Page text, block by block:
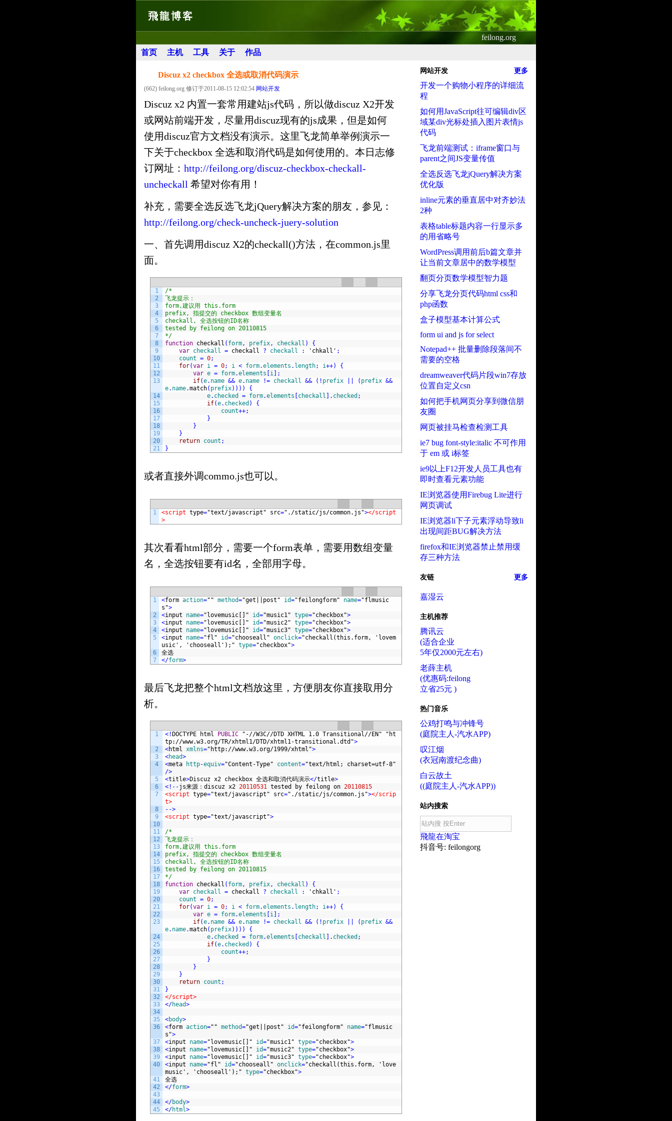
飛龍博客
feilong.org
首页
主机 工具 关于 作品
Discuz x2 checkbox 全选或取消代码演示
(662) feilong.org 修订于2011-08-15 12:02:54 网站开发
Discuz x2 内置一套常用建站js代码，所以做discuz X2开发
或网站前端开发，尽量用discuz现有的js成果，但是如何
使用discuz官方文档没有演示。这里飞龙简单举例演示一
下关于checkbox 全选和取消代码是如何使用的。本日志修
订网址： http://feilong.org/discuz-checkbox-checkall-
uncheckall 希望对你有用！
补充，需要全选反选飞龙jQuery解决方案的朋友，参见：
http://feilong.org/check-uncheck-juery-solution
一、首先调用discuz X2的checkall()方法，在common.js里
面。
1
2
3
4
5
6
7
8
9
10
11
12
13
14
15
16
17
18
19
20
21
/*
飞龙提示：
form,建议用 this.form
prefix, 指提交的 checkbox 数组变量名
checkall, 全选按钮的ID名称
tested by feilong on 20110815
*/
function checkall ( form, prefix, checkall )
{
var checkall = checkall ? checkall : 'chkall' ;
count = 0;
for(var i = 0; i < form.elements . length; i++)
{
var e = form.elements i
;
if(e. name && e. name != checkall && ( ! prefix ( prefix &&
e. name.match( prefix) ) ) )
{
e. checked = form.elements checkall . checked ;
if(e. checked )
{
count++;
}
}
}
return count ;
}
或者直接外调commo.js也可以。
1 <script type="text/javascript" src="./static/js/common.js"></script
>
其次看看html部分，需要一个form表单，需要用数组变量
名，全选按钮要有id名，全部用字母。
1
2
3
4
5
6
7
<form action="" method="get||post" id="feilongform" name="flmusic
s">
<input name="lovemusic[]" id="music1" type="checkbox">
<input name="lovemusic[]" id="music2" type="checkbox">
<input name="lovemusic[]" id="music3" type="checkbox">
<input name="fl" id="chooseall" onclick="checkall(this.form, 'lovem
usic', 'chooseall');" type="checkbox">
全选
</form>
最后飞龙把整个html文档放这里，方便朋友你直接取用分
析。
1
2
3
4
5
6
7
8
9
10
11
12
13
14
15
16
17
18
19
20
21
22
23
24
25
26
27
28
29
30
31
32
33
34
35
36
37
38
39
40
41
42
43
44
45
< ! DOCTYPE html PUBLIC "-//W3C//DTD XHTML 1.0 Transitional//EN"
"ht
tp://www.w3.org/TR/xhtml1/DTD/xhtml1-transitional.dtd">
<html xmlns="http://www.w3.org/1999/xhtml">
<head>
<meta http-equiv="Content-Type" content="text/html; charset=utf-8"
/>
<title>Discuz x2 checkbox 全选和取消代码演示</title>
< ! --js来源： discuz x2 20110531 tested by feilong on 20110815
<script type="text/javascript" src="./static/js/common.js"></scrip
t>
-->
<script type="text/javascript">
/*
飞龙提示：
form,建议用 this.form
prefix, 指提交的 checkbox 数组变量名
checkall, 全选按钮的ID名称
tested by feilong on 20110815
*/
function checkall ( form, prefix, checkall )
{
var checkall = checkall ? checkall : 'chkall' ;
count = 0;
for(var i = 0; i < form.elements . length; i++)
{
var e = form.elements i
;
if(e. name && e. name != checkall && ( ! prefix ( prefix &&
e. name.match( prefix) ) ) )
{
e. checked = form.elements checkall . checked ;
if(e. checked )
{
count++;
}
}
}
return count ;
}
</script>
</head>
<body>
<form action="" method="get||post" id="feilongform" name="flmusic
s">
<input name="lovemusic[]" id="music1" type="checkbox">
<input name="lovemusic[]" id="music2" type="checkbox">
<input name="lovemusic[]" id="music3" type="checkbox">
<input name="fl" id="chooseall" onclick="checkall(this.form, 'love
music', 'chooseall');" type="checkbox">
全选
</form>
</body>
</html>
网站开发 更多
开发一个购物小程序的详细流
程
如何用JavaScript往可编辑div区
域某div光标处插入图片表情js
代码
飞龙前端测试：iframe窗口与
parent之间JS变量传值
全选反选飞龙jQuery解决方案
优化版
inline元素的垂直居中对齐妙法
2种
表格table标题内容一行显示多
的用省略号
WordPress调用前后b篇文章并
让当前文章居中的数学模型
翻页分页数学模型智力题
分享飞龙分页代码html css和
php函数
盒子模型基本计算公式
form ui and js for select
Notepad++ 批量删除段落间不
需要的空格
dreamweaver代码片段win7存放
位置自定义csn
如何把手机网页分享到微信朋
友圈
网页被挂马检查检测工具
ie7 bug font-style:italic 不可作用
于 em 或 i标签
ie9以上F12开发人员工具也有
即时查看元素功能
IE浏览器使用Firebug Lite进行
网页调试
IE浏览器li下子元素浮动导致li
出现间距BUG解决方法
firefox和IE浏览器禁止禁用缓
存三种方法
友链 更多
嘉湿云
主机推荐
腾讯云
(适合企业
5年仅2000元左右)
老薛主机
(优惠码:feilong
立省25元 )
热门音乐
公鸡打鸣与冲锋号
(庭院主人-汽水APP)
叹江烟
(衣冠南渡纪念曲)
白云故土
((庭院主人-汽水APP))
站内搜索
飛龍在淘宝
抖音号: feilongorg